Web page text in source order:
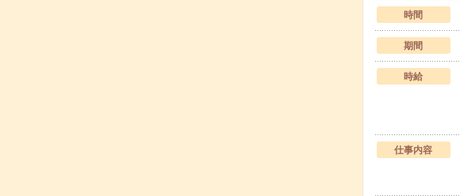
時間
期間
時給
仕事内容